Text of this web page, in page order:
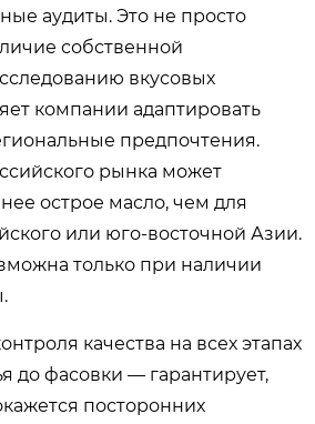
аудиты. Это не просто
собственной
вкусовых
компании адаптировать
предпочтения.
рынка может
острое масло, чем для
или юго-восточной Азии.
только при наличии
качества на всех этапах
до фасовки — гарантирует,
посторонних